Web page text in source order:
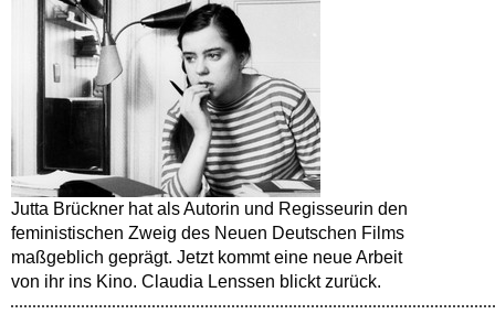
Jutta Brückner hat als Autorin und Regisseurin den
feministischen Zweig des Neuen Deutschen Films
maßgeblich geprägt. Jetzt kommt eine neue Arbeit
von ihr ins Kino. Claudia Lenssen blickt zurück.